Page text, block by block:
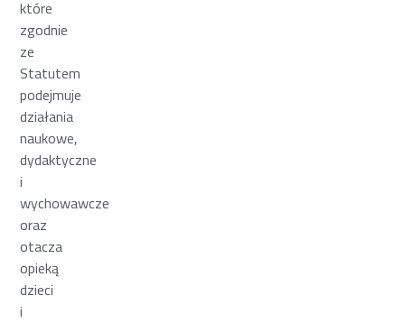
które
zgodnie
ze
Statutem
podejmuje
działania
naukowe,
dydaktyczne
i
wychowawcze
oraz
otacza
opieką
dzieci
i